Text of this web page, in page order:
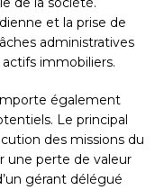
et la prise de
administratives
immobiliers.
également
Le principal
des missions du
une perte de valeur
gérant délégué